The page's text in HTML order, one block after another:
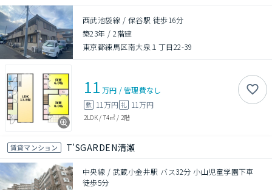
西武池袋線 / 保谷駅 徒歩16分
築23年 /2階建
東京都練馬区南大泉１丁目22-39
11 万円 /管理費なし
敷 11万円 礼 11万円
2LDK/74㎡ / 2階
賃貸マンション T’SGARDEN清瀬
中央線 / 武蔵小金井駅 バス32分 小山児童学園下車
徒歩5分